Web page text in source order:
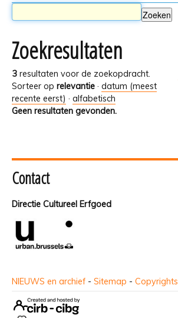
Zoekresultaten
3 resultaten voor de zoekopdracht.
Sorteer op relevantie · datum (meest
recente eerst) · alfabetisch
Geen resultaten gevonden.
Contact
Directie Cultureel Erfgoed
NIEUWS en archief - Sitemap - Copyrights